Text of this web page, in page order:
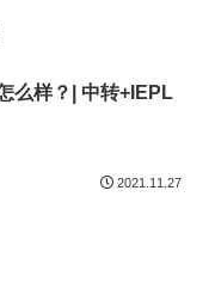
么样？| 中转+IEPL
2021.11.27